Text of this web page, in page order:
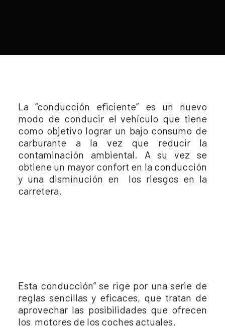
La “conducción eficiente” es un nuevo
modo de conducir el vehículo que tiene
como objetivo lograr un bajo consumo de
carburante a la vez que reducir la
contaminación ambiental. A su vez se
obtiene un mayor confort en la conducción
y una disminución en los riesgos en la
carretera.
Esta conducción” se rige por una serie de
reglas sencillas y eficaces, que tratan de
aprovechar las posibilidades que ofrecen
los motores de los coches actuales.